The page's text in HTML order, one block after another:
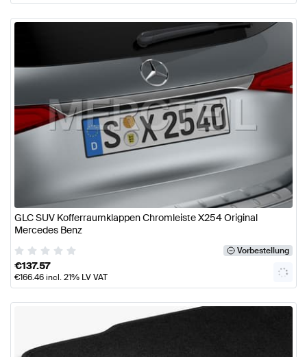
GLC SUV Kofferraumklappen Chromleiste X254 Original
Mercedes Benz
Vorbestellung
€137.57
€166.46incl. 21% LV VAT